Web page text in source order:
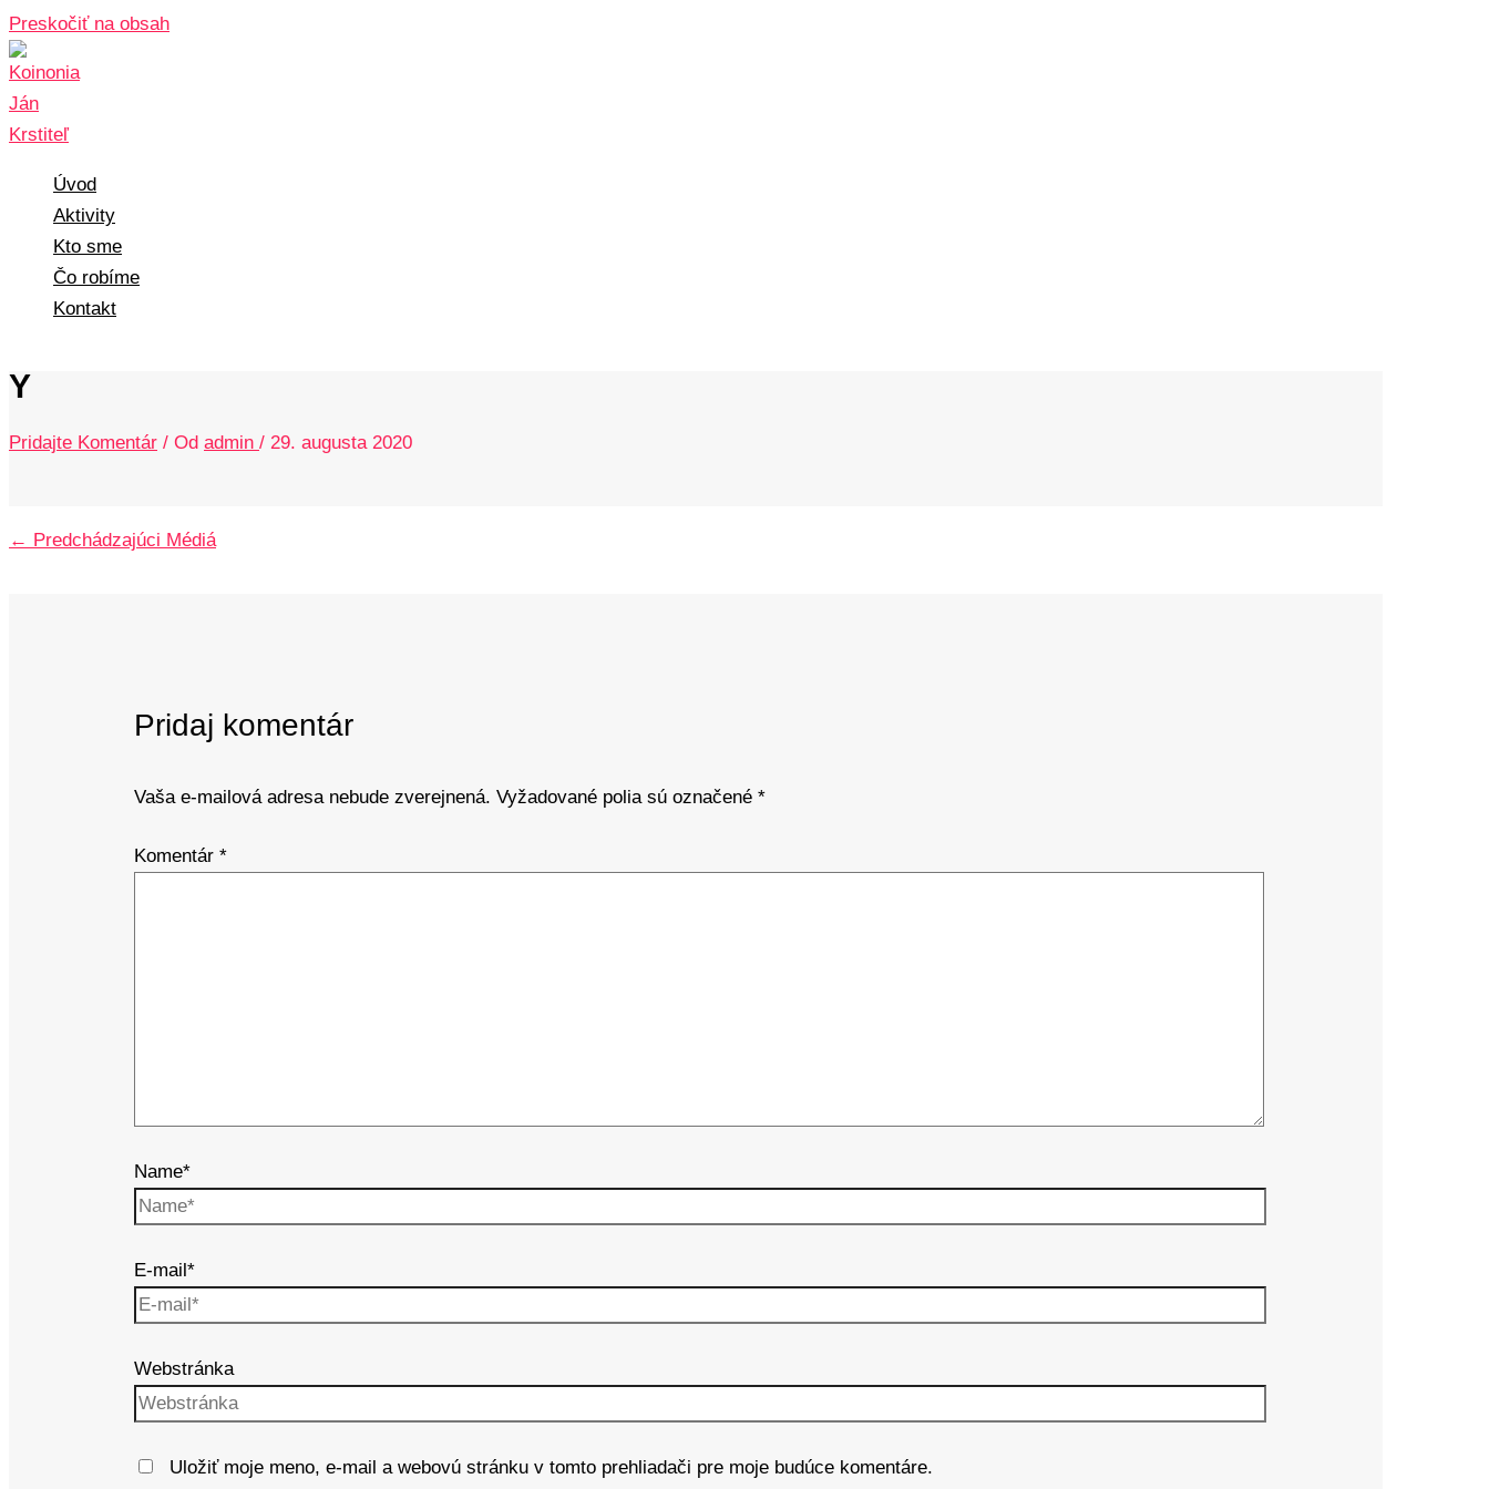
Preskočiť na obsah
Úvod
Aktivity
Kto sme
Čo robíme
Kontakt
Y
Pridajte Komentár / Od admin / 29. augusta 2020
← Predchádzajúci Médiá
Pridaj komentár
Vaša e-mailová adresa nebude zverejnená. Vyžadované polia sú označené*
Komentár*
Name*
E-mail*
Webstránka
Uložiť moje meno, e-mail a webovú stránku v tomto prehliadači pre moje budúce komentáre.